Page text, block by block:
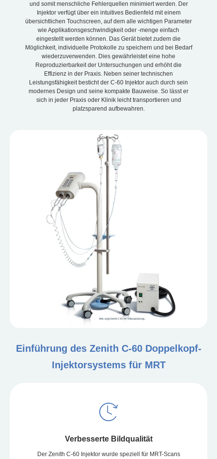
und somit menschliche Fehlerquellen minimiert werden. Der
Injektor verfügt über ein intuitives Bedienfeld mit einem
übersichtlichen Touchscreen, auf dem alle wichtigen Parameter
wie Applikationsgeschwindigkeit oder -menge einfach
eingestellt werden können. Das Gerät bietet zudem die
Möglichkeit, individuelle Protokolle zu speichern und bei Bedarf
wiederzuverwenden. Dies gewährleistet eine hohe
Reproduzierbarkeit der Untersuchungen und erhöht die
Effizienz in der Praxis. Neben seiner technischen
Leistungsfähigkeit besticht der C-60 Injektor auch durch sein
modernes Design und seine kompakte Bauweise. So lässt er
sich in jeder Praxis oder Klinik leicht transportieren und
platzsparend aufbewahren.
Einführung des Zenith C-60 Doppelkopf-
Injektorsystems für MRT
Verbesserte Bildqualität
Der Zenith C-60 Injektor wurde speziell für MRT-Scans